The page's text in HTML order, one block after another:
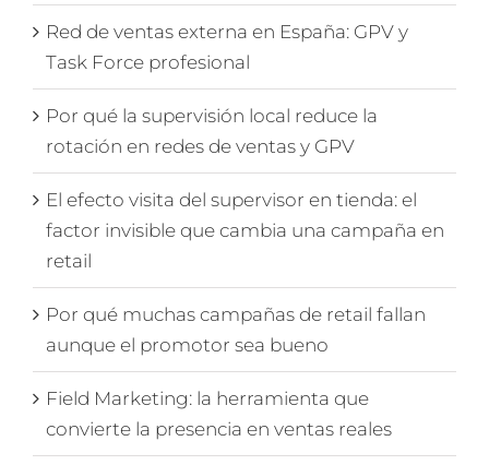
Red de ventas externa en España: GPV y
Task Force profesional
Por qué la supervisión local reduce la
rotación en redes de ventas y GPV
El efecto visita del supervisor en tienda: el
factor invisible que cambia una campaña en
retail
Por qué muchas campañas de retail fallan
aunque el promotor sea bueno
Field Marketing: la herramienta que
convierte la presencia en ventas reales